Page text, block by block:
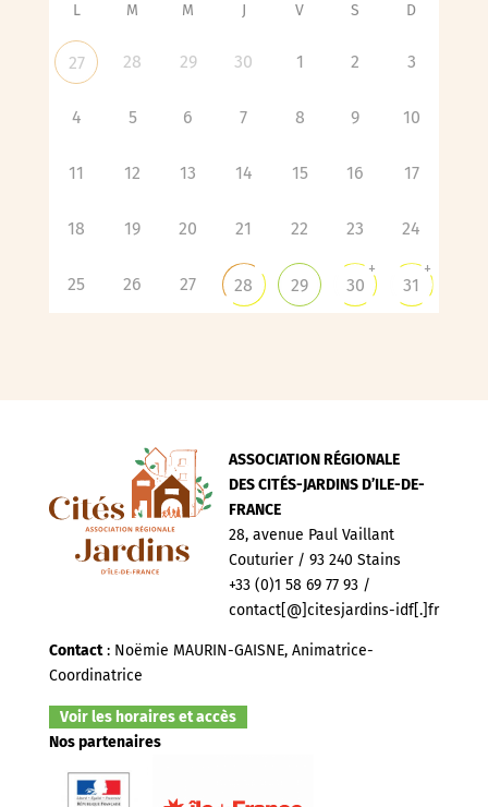
L M M J V S D
27 28 29 30 1 2 3
4 5 6 7 8 9 10
11 12 13 14 15 16 17
18 19 20 21 22 23 24
25 26 27 28 29 30
+
31
+
ASSOCIATION RÉGIONALE
DES CITÉS-JARDINS D’ILE-DE-
FRANCE
28, avenue Paul Vaillant
Couturier / 93 240 Stains
+33 (0)1 58 69 77 93 /
contact[@]citesjardins-idf[.]fr
Contact: Noëmie MAURIN-GAISNE, Animatrice-
Coordinatrice
Voir les horaires et accès
Nos partenaires